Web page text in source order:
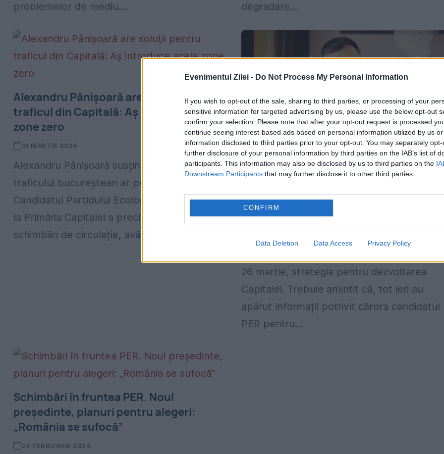
Evenimentul Zilei - Do Not Process My Personal Information
If you wish to opt-out of the sale, sharing to third parties, or processing of your
sensitive information for targeted advertising by us, please use the below opt-out
confirm your selection. Please note that after your opt-out request is processed
continue seeing interest-based ads based on personal information utilized by us
information disclosed to third parties prior to your opt-out. You may separately
further disclosure of your personal information by third parties on the IAB’s list of
participants. This information may also be disclosed by us to third parties on the
Downstream Participants that may further disclose it to other third parties.
CONFIRM
Data Deletion Data Access Privacy Policy
problemelor de mediu....
degradare...
Alexandru Pânișoară are soluții pentru
traficul din Capitală: Aș introduce acele
zone zero
31 MARTIE 2024
Alexandru Pânișoară susține că problema
traficului bucureștean ar putea fi rezolvată.
Candidatul Partidului Ecologist Român (PER)
la Primăria Capitalei a precizat că ar aplica
schimbări de circulație, având drept model...
Strategia PER pentru PMB. Alexandru
mai mult pietonală
27 MARTIE 2024
Alexandru Pânișoară, candidat al Partidului
26 martie, strategia pentru dezvoltarea
Capitalei. Trebuie amintit că, tot ieri au
apărut informații potrivit cărora candidatul
PER pentru...
Schimbări în fruntea PER. Noul
președinte, planuri pentru alegeri:
„România se sufocă”
24 FEBRUARIE 2024